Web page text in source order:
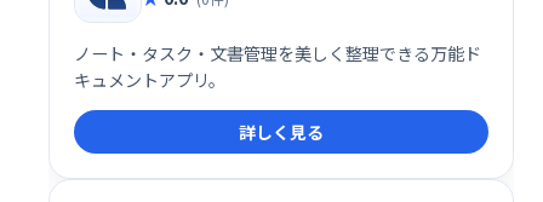
ノート・タスク・文書管理を美しく整理できる万能ド
キュメントアプリ。
詳しく見る